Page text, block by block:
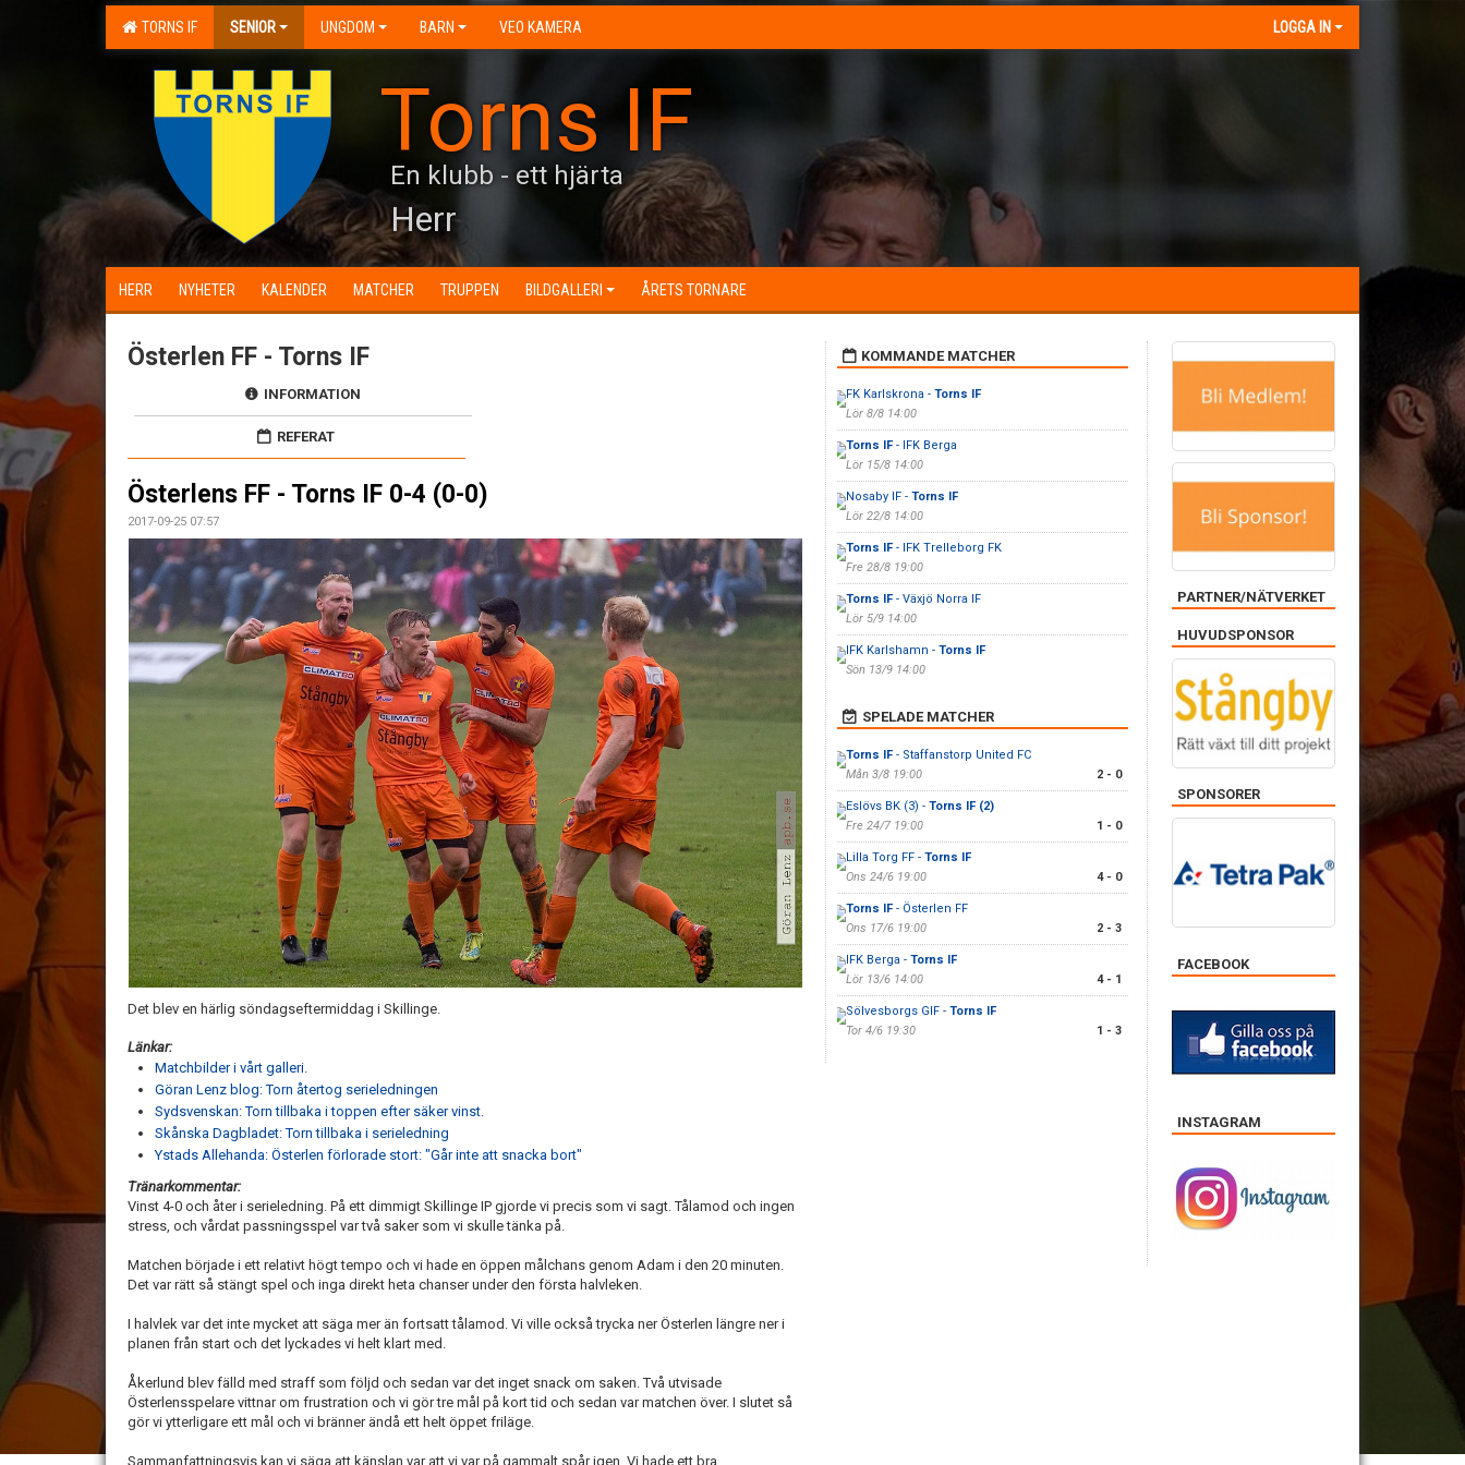
TORNS IF SENIOR UNGDOM BARN VEO KAMERA LOGGA IN
Torns IF
En klubb - ett hjärta
Herr
HERR NYHETER KALENDER MATCHER TRUPPEN BILDGALLERI ÅRETS TORNARE
Österlen FF - Torns IF
INFORMATION
REFERAT
Österlens FF - Torns IF 0-4 (0-0)
2017-09-25 07:57
Det blev en härlig söndagseftermiddag i Skillinge.
Länkar:
Matchbilder i vårt galleri.
Göran Lenz blog: Torn återtog serieledningen
Sydsvenskan: Torn tillbaka i toppen efter säker vinst.
Skånska Dagbladet: Torn tillbaka i serieledning
Ystads Allehanda: Österlen förlorade stort: "Går inte att snacka bort"
Tränarkommentar:
Vinst 4-0 och åter i serieledning. På ett dimmigt Skillinge IP gjorde vi precis som vi sagt. Tålamod och ingen
stress, och vårdat passningsspel var två saker som vi skulle tänka på.
Matchen började i ett relativt högt tempo och vi hade en öppen målchans genom Adam i den 20 minuten.
Det var rätt så stängt spel och inga direkt heta chanser under den första halvleken.
I halvlek var det inte mycket att säga mer än fortsatt tålamod. Vi ville också trycka ner Österlen längre ner i
planen från start och det lyckades vi helt klart med.
Åkerlund blev fälld med straff som följd och sedan var det inget snack om saken. Två utvisade
Österlensspelare vittnar om frustration och vi gör tre mål på kort tid och sedan var matchen över. I slutet så
gör vi ytterligare ett mål och vi bränner ändå ett helt öppet friläge.
Sammanfattningsvis kan vi säga att känslan var att vi var på gammalt spår igen. Vi hade ett bra
KOMMANDE MATCHER
FK Karlskrona - Torns IF
Lör 8/8 14:00
Torns IF- IFK Berga
Lör 15/8 14:00
Nosaby IF - Torns IF
Lör 22/8 14:00
Torns IF- IFK Trelleborg FK
Fre 28/8 19:00
Torns IF- Växjö Norra IF
Lör 5/9 14:00
IFK Karlshamn - Torns IF
Sön 13/9 14:00
SPELADE MATCHER
Torns IF- Staffanstorp United FC
Mån 3/8 19:00
2 - 0
Eslövs BK (3) - Torns IF (2)
Fre 24/7 19:00
1 - 0
Lilla Torg FF - Torns IF
Ons 24/6 19:00
4 - 0
Torns IF- Österlen FF
Ons 17/6 19:00
2 - 3
IFK Berga - Torns IF
Lör 13/6 14:00
4 - 1
Sölvesborgs GIF - Torns IF
Tor 4/6 19:30
1 - 3
PARTNER/NÄTVERKET
HUVUDSPONSOR
SPONSORER
FACEBOOK
INSTAGRAM